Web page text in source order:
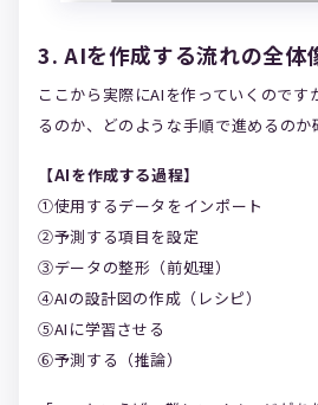
3. AIを作成する流れの全体
ここから実際にAIを作っていくのです
るのか、どのような手順で進めるのか
【AIを作成する過程】
①使用するデータをインポート
②予測する項目を設定
③データの整形（前処理）
④AIの設計図の作成（レシピ）
⑤AIに学習させる
⑥予測する（推論）